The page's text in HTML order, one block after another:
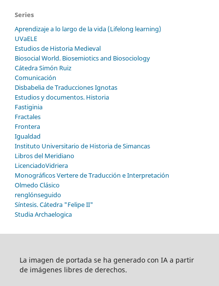
Series
Aprendizaje a lo largo de la vida (Lifelong learning)
UVaELE
Estudios de Historia Medieval
Biosocial World. Biosemiotics and Biosociology
Cátedra Simón Ruiz
Comunicación
Disbabelia de Traducciones Ignotas
Estudios y documentos. Historia
Fastiginia
Fractales
Frontera
Igualdad
Instituto Universitario de Historia de Simancas
Libros del Meridiano
LicenciadoVidriera
Monográficos Vertere de Traducción e Interpretación
Olmedo Clásico
renglónseguido
Síntesis. Cátedra "Felipe II"
Studia Archaelogica
La imagen de portada se ha generado con IA a partir
de imágenes libres de derechos.